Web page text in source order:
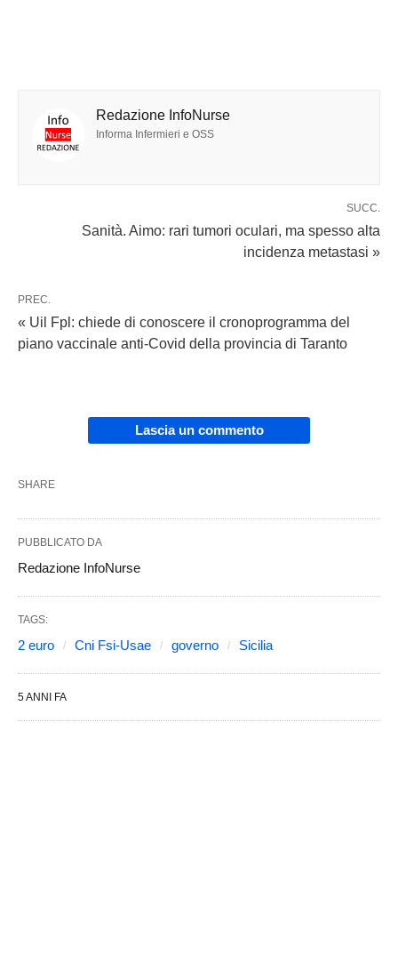
Redazione InfoNurse
Informa Infermieri e OSS
SUCC.
Sanità. Aimo: rari tumori oculari, ma spesso alta
incidenza metastasi »
PREC.
« Uil Fpl: chiede di conoscere il cronoprogramma del
piano vaccinale anti-Covid della provincia di Taranto
Lascia un commento
SHARE
PUBBLICATO DA
Redazione InfoNurse
TAGS:
2 euro Cni Fsi-Usae governo Sicilia
5 ANNI FA